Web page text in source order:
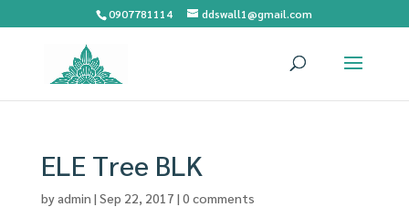
0907781114 ddswall1@gmail.com
ELE Tree BLK
byadmin | Sep 22, 2017 | 0 comments